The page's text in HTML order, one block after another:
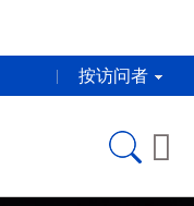
按访问者
